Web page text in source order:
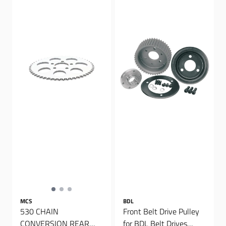
MCS
530 CHAIN
CONVERSION REAR
BDL
Front Belt Drive Pulley
for BDL Belt Drives